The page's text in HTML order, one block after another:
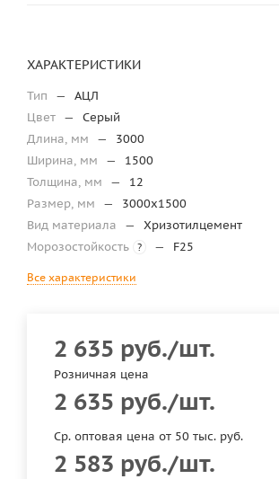
ХАРАКТЕРИСТИКИ
Тип —
АЦЛ
Цвет —
Серый
Длина, мм
—
3000
Ширина, мм
—
1500
Толщина, мм
—
12
Размер, мм
—
3000х1500
Вид материала
—
Хризотилцемент
Морозостойкость
? — F25
Все характеристики
2 635 руб./шт.
Розничная цена
2 635 руб./шт.
Ср. оптовая цена от 50 тыс. руб.
2 583 руб./шт.